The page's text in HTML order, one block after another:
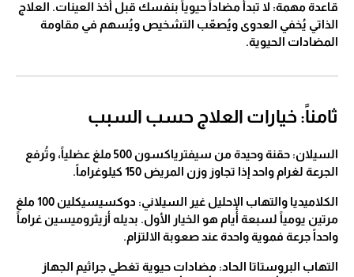
قاعدة مهمة: لا تبدأ مضاداً حيوياً بنفسك قبل أخذ العينات. العلاج
الذاتي يُخفي العدوى ويُصعّب التشخيص ويُسهم في مقاومة
المضادات الحيوية.
ثامناً: خيارات العلاج حسب السبب
السيلان: حقنة وحيدة من سيفترياكسون 500 ملغ عضلياً، وتُرفع
الجرعة لغرام واحد إذا تجاوز وزن المريض 150 كيلوغراماً.
الكلاميديا والتهاب الإحليل غير السيلاني: دوكسيسيكلين 100 ملغ
مرتين يومياً لسبعة أيام هو الخيار الأول. بديله أزيثروميسين غراماً
واحداً جرعة فموية واحدة عند صعوبة الالتزام.
التهاب البروستاتا الحاد: مضادات حيوية تغطي جراثيم الجهاز